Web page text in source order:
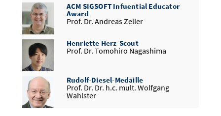
ERC Advanced Grant
Prof. Dr. Martina Maggio
ACM SIGSOFT Software Engineering
ACM SIGSOFT Software Engineering
Academy Member
Prof. Dr. Andreas Zeller
ACM SIGSOFT Infuential Educator
Award
Prof. Dr. Andreas Zeller
Henriette Herz-Scout
Prof. Dr. Tomohiro Nagashima
Rudolf-Diesel-Medaille
Prof. Dr. Dr. h.c. mult. Wolfgang
Wahlster